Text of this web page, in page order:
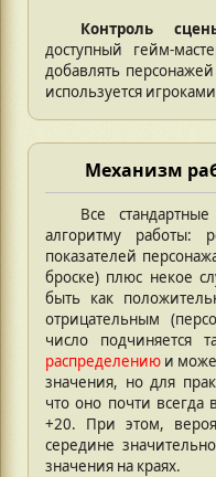
Контроль
доступный гейм-
добавлять
используется
Механизм
Все
алгоритму работы:
показателей
броске) плюс некое
быть как
отрицательным
число подчиняется
распределению и
значения, но для
что оно почти всегда
+20. При этом,
середине
значения на краях.